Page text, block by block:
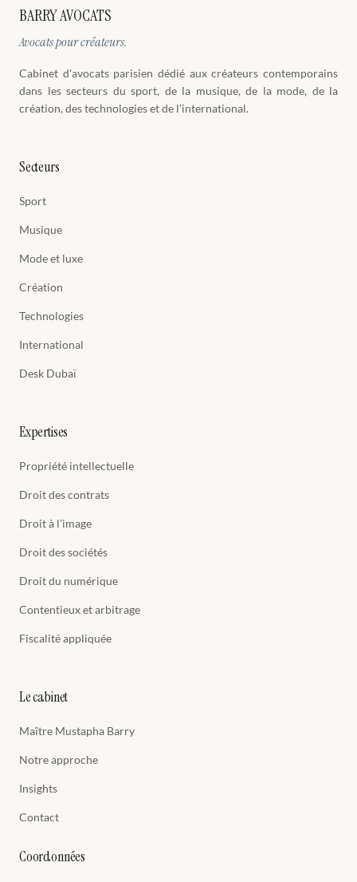
BARRY AVOCATS
Avocats pour créateurs.
Cabinet d'avocats parisien dédié aux créateurs contemporains
dans les secteurs du sport, de la musique, de la mode, de la
création, des technologies et de l'international.
Secteurs
Sport
Musique
Mode et luxe
Création
Technologies
International
Desk Dubaï
Expertises
Propriété intellectuelle
Droit des contrats
Droit à l'image
Droit des sociétés
Droit du numérique
Contentieux et arbitrage
Fiscalité appliquée
Le cabinet
Maître Mustapha Barry
Notre approche
Insights
Contact
Coordonnées